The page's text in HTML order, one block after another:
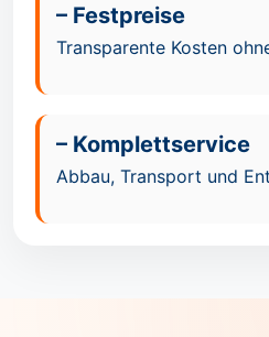
– Festpreise
Transparente Kosten
– Komplettservice
Abbau, Transport und